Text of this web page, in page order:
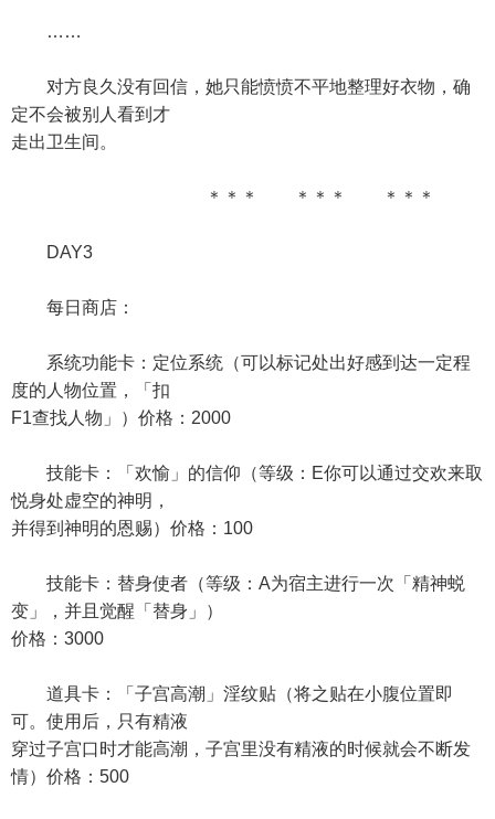
……
对方良久没有回信，她只能愤愤不平地整理好衣物，确
定不会被别人看到才
走出卫生间。
＊＊＊ ＊＊＊ ＊＊＊
DAY3
每日商店：
系统功能卡：定位系统（可以标记处出好感到达一定程
度的人物位置，「扣
F1查找人物」）价格：2000
技能卡：「欢愉」的信仰（等级：E你可以通过交欢来取
悦身处虚空的神明，
并得到神明的恩赐）价格：100
技能卡：替身使者（等级：A为宿主进行一次「精神蜕
变」，并且觉醒「替身」）
价格：3000
道具卡：「子宫高潮」淫纹贴（将之贴在小腹位置即
可。使用后，只有精液
穿过子宫口时才能高潮，子宫里没有精液的时候就会不断发
情）价格：500